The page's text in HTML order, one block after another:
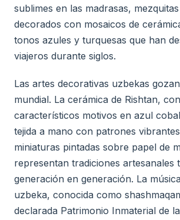
sublimes en las madrasas,
decorados con mosaicos de
tonos azules y turquesas que han
viajeros durante siglos.
Las artes decorativas uzbekas
mundial. La cerámica de Rishtan,
característicos motivos en azul
tejida a mano con patrones
miniaturas pintadas sobre papel de
representan tradiciones artesanales
generación en generación. La
uzbeka, conocida como
declarada Patrimonio Inmaterial de